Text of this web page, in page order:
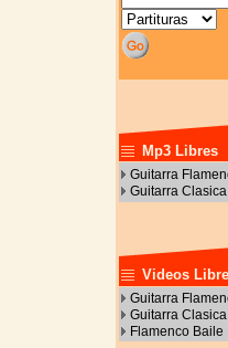
Mp3 Libres
Guitarra
Guitarra Clasica
Videos
Guitarra
Guitarra Clasica
Flamenco Baile